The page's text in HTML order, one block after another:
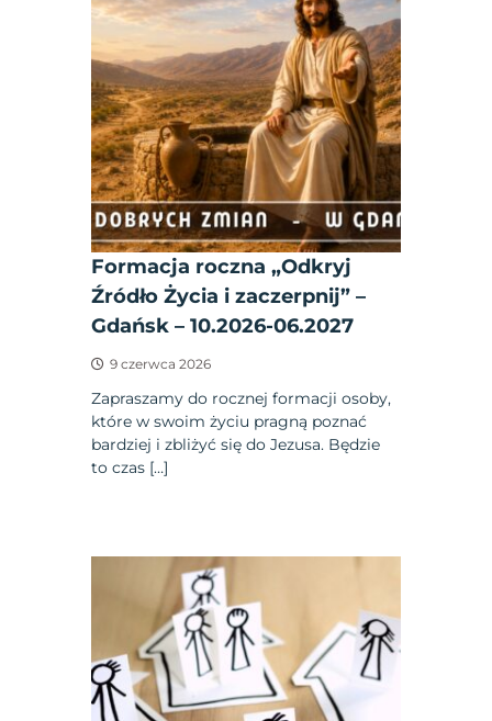
Formacja roczna „Odkryj
Źródło Życia i zaczerpnij” –
Gdańsk – 10.2026-06.2027
9 czerwca 2026
Zapraszamy do rocznej formacji osoby,
które w swoim życiu pragną poznać
bardziej i zbliżyć się do Jezusa. Będzie
to czas […]